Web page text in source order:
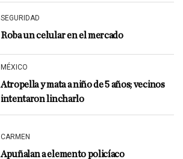
SEGURIDAD
Roba un celular en el mercado
MÉXICO
Atropella y mata a niño de 5 años; vecinos
intentaron lincharlo
CARMEN
Apuñalan a elemento policíaco